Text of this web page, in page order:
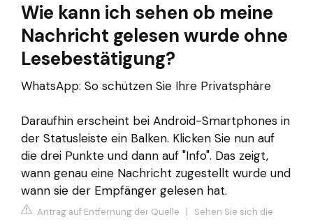
Wie kann ich sehen ob meine
Nachricht gelesen wurde ohne
Lesebestätigung?
WhatsApp: So schützen Sie Ihre Privatsphäre
Daraufhin erscheint bei Android-Smartphones in
der Statusleiste ein Balken. Klicken Sie nun auf
die drei Punkte und dann auf "Info". Das zeigt,
wann genau eine Nachricht zugestellt wurde und
wann sie der Empfänger gelesen hat.
Antrag auf Entfernung der Quelle | Sehen Sie sich die